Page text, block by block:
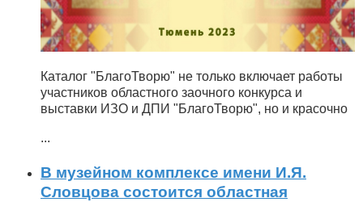
Каталог "БлагоТворю" не только включает работы
участников областного заочного конкурса и
выставки ИЗО и ДПИ "БлагоТворю", но и красочно
...
В музейном комплексе имени И.Я.
Словцова состоится областная